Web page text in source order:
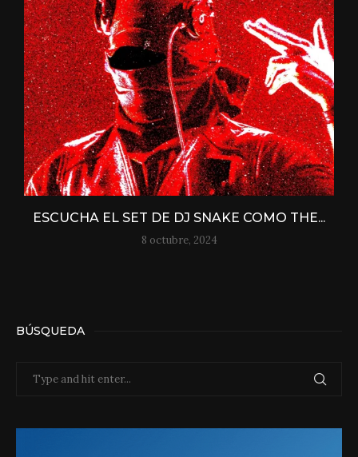
ESCUCHA EL SET DE DJ SNAKE COMO THE...
8 octubre, 2024
BÚSQUEDA